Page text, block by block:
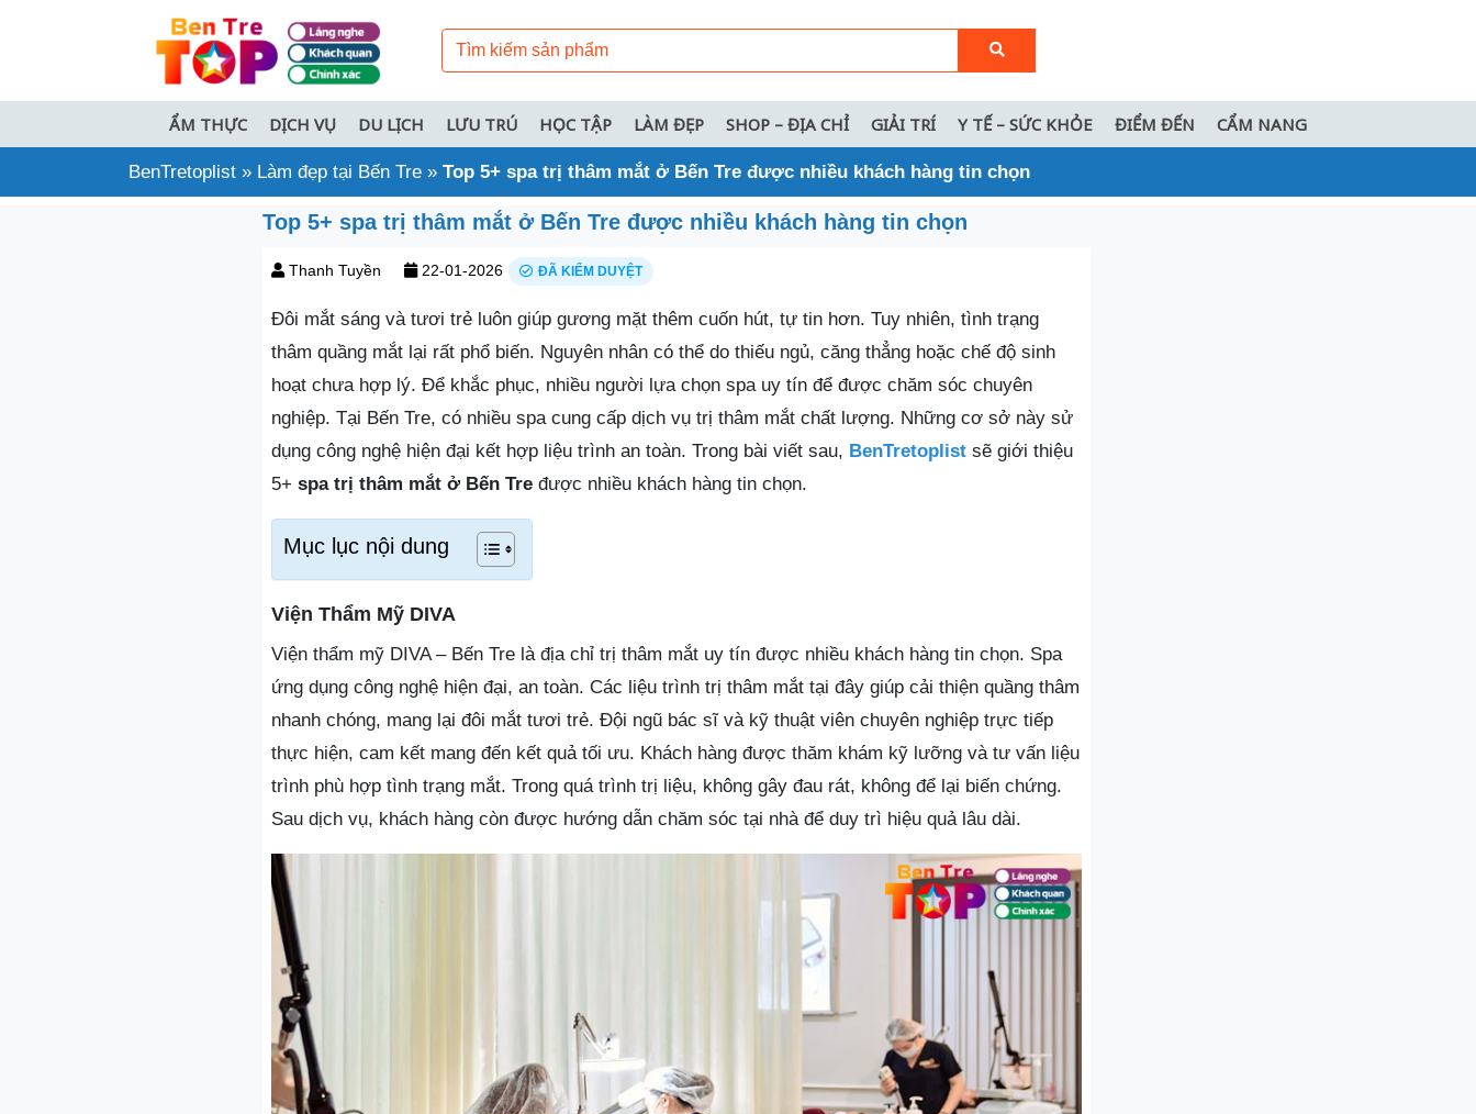
ẨM THỰC DỊCH VỤ DU LỊCH LƯU TRÚ HỌC TẬP LÀM ĐẸP SHOP – ĐỊA CHỈ GIẢI TRÍ Y TẾ – SỨC KHỎE ĐIỂM ĐẾN CẨM NANG
BenTretoplist » Làm đẹp tại Bến Tre » Top 5+ spa trị thâm mắt ở Bến Tre được nhiều khách hàng tin chọn
Top 5+ spa trị thâm mắt ở Bến Tre được nhiều khách hàng tin chọn
Thanh Tuyền 22-01-2026 ĐÃ KIỂM DUYỆT
Đôi mắt sáng và tươi trẻ luôn giúp gương mặt thêm cuốn hút, tự tin hơn. Tuy nhiên, tình trạng
thâm quầng mắt lại rất phổ biến. Nguyên nhân có thể do thiếu ngủ, căng thẳng hoặc chế độ sinh
hoạt chưa hợp lý. Để khắc phục, nhiều người lựa chọn spa uy tín để được chăm sóc chuyên
nghiệp. Tại Bến Tre, có nhiều spa cung cấp dịch vụ trị thâm mắt chất lượng. Những cơ sở này sử
dụng công nghệ hiện đại kết hợp liệu trình an toàn. Trong bài viết sau, BenTretoplist sẽ giới thiệu
5+ spa trị thâm mắt ở Bến Tre được nhiều khách hàng tin chọn.
Mục lục nội dung
Viện Thẩm Mỹ DIVA
Viện thẩm mỹ DIVA – Bến Tre là địa chỉ trị thâm mắt uy tín được nhiều khách hàng tin chọn. Spa
ứng dụng công nghệ hiện đại, an toàn. Các liệu trình trị thâm mắt tại đây giúp cải thiện quầng thâm
nhanh chóng, mang lại đôi mắt tươi trẻ. Đội ngũ bác sĩ và kỹ thuật viên chuyên nghiệp trực tiếp
thực hiện, cam kết mang đến kết quả tối ưu. Khách hàng được thăm khám kỹ lưỡng và tư vấn liệu
trình phù hợp tình trạng mắt. Trong quá trình trị liệu, không gây đau rát, không để lại biến chứng.
Sau dịch vụ, khách hàng còn được hướng dẫn chăm sóc tại nhà để duy trì hiệu quả lâu dài.